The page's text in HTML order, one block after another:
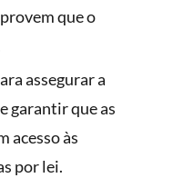
que o
assegurar a
garantir que as
acesso às
por lei.